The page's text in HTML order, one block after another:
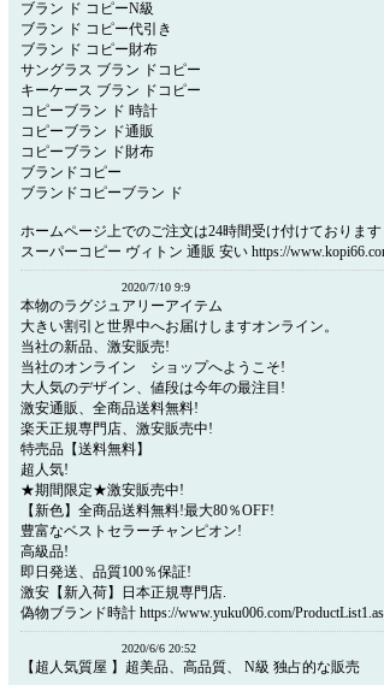
ブラン ド コピーN級
ブラン ド コピー代引き
ブラン ド コピー財布
サングラス ブラン ドコピー
キーケース ブラン ドコピー
コピーブラン ド 時計
コピーブラン ド通販
コピーブラン ド財布
ブランドコピー
ブランドコピーブラン ド
ホームページ上でのご注文は24時間受け付けております
スーパーコピー ヴィトン 通販 安い https://
2020/7/10 9:9
本物のラグジュアリーアイテム
大きい割引と世界中へお届けしますオンライン。
当社の新品、激安販売!
当社のオンライン ショップへようこそ!
大人気のデザイン、値段は今年の最注目!
激安通販、全商品送料無料!
楽天正規専門店、激安販売中!
特売品【送料無料】
超人気!
★期間限定★激安販売中!
【新色】全商品送料無料!最大80％OFF!
豊富なベストセラーチャンピオン!
高級品!
即日発送、品質100％保証!
激安【新入荷】日本正規専門店.
偽物ブランド時計 https://www.yuku006.com/
2020/6/6 20:52
【超人気質屋 】超美品、高品質、 N級 独占的な販売